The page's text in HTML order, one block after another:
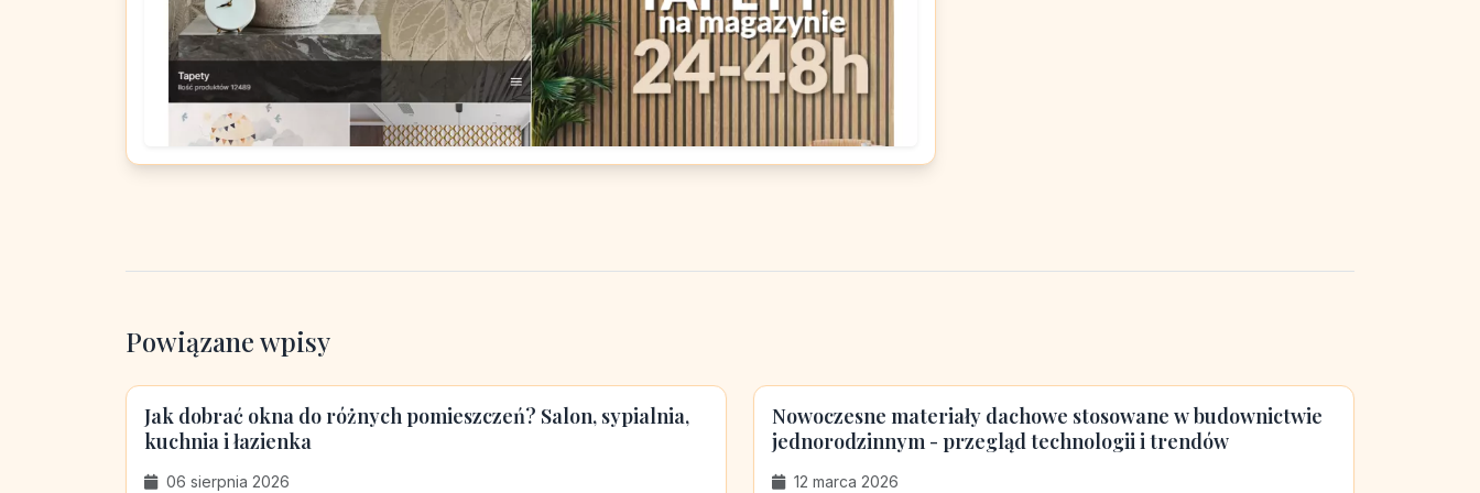
Powiązane wpisy
Jak dobrać okna do różnych pomieszczeń? Salon, sypialnia,
kuchnia i łazienka
06 sierpnia 2026
Nowoczesne materiały dachowe stosowane w budownictwie
jednorodzinnym - przegląd technologii i trendów
12 marca 2026